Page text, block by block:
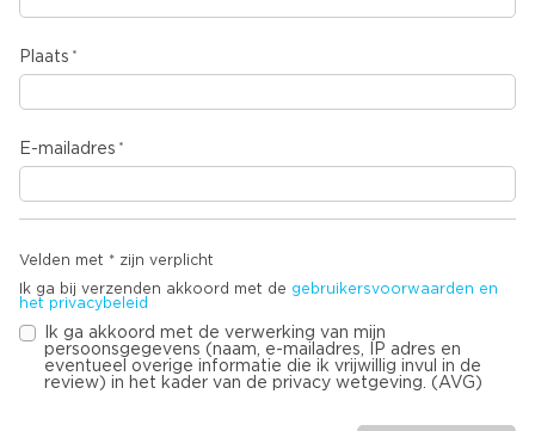
Plaats
E-mailadres
Velden met * zijn verplicht
Ik ga bij verzenden akkoord met de gebruikersvoorwaarden en
het privacybeleid
Ik ga akkoord met de verwerking van mijn
persoonsgegevens (naam, e-mailadres, IP adres en
eventueel overige informatie die ik vrijwillig invul in de
review) in het kader van de privacy wetgeving. (AVG)